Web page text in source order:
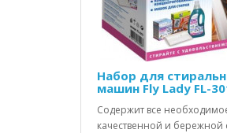
Набор для
машин Fly Lady FL-
Содержит все
качественной и бережной